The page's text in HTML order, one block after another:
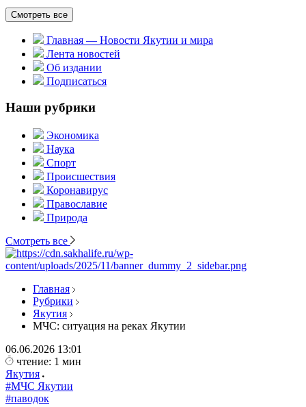
Смотреть все
Главная — Новости Якутии и мира
Лента новостей
Об издании
Подписаться
Наши рубрики
Экономика
Наука
Спорт
Происшествия
Коронавирус
Православие
Природа
Смотреть все
Главная
Рубрики
Якутия
МЧС: ситуация на реках Якутии
06.06.2026 13:01
чтение: 1 мин
Якутия
#МЧС Якутии
#паводок